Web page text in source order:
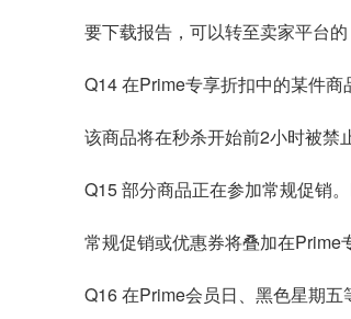
要下载报告，可以转至卖家平台
Q14 在Prime专享折扣中的某件
该商品将在秒杀开始前2小时被禁
Q15 部分商品正在参加常规促销
常规促销或优惠券将叠加在Prime
Q16 在Prime会员日、黑色星期